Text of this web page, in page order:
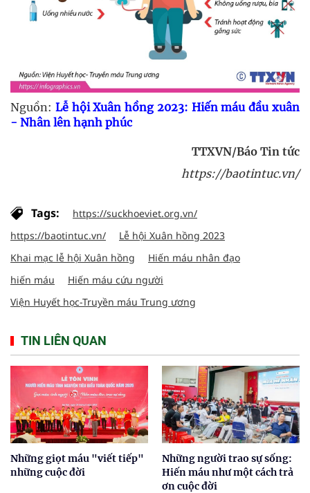
Nguồn: Lễ hội Xuân hồng 2023: Hiến máu đầu xuân
- Nhân lên hạnh phúc
TTXVN/Báo Tin tức
https://baotintuc.vn/
Tags:
https://suckhoeviet.org.vn/
https://baotintuc.vn/
Lễ hội Xuân hồng 2023
Khai mạc lễ hội Xuân hồng
Hiến máu nhân đạo
hiến máu
Hiến máu cứu người
Viện Huyết học-Truyền máu Trung ương
TIN LIÊN QUAN
Những giọt máu "viết tiếp"
những cuộc đời
Những người trao sự sống:
Hiến máu như một cách trả
ơn cuộc đời